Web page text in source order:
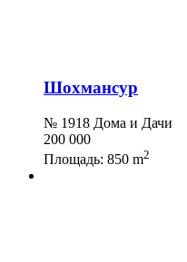
Шохмансур
№ 1918 Дома и Дачи
200 000
Площадь: 850 m2